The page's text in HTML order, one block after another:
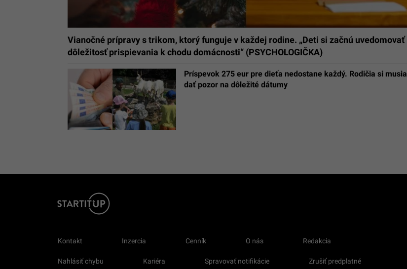
Vianočné prípravy s trikom, ktorý funguje v každej rodine. „Deti si začnú uvedomovať
dôležitosť prispievania k chodu domácnosti“ (PSYCHOLOGIČKA)
Príspevok 275 eur pre dieťa nedostane každý. Rodičia si musia
dať pozor na dôležité dátumy
Kontakt Inzercia Cenník O nás Redakcia
Nahlásiť chybu Kariéra Spravovať notifikácie Zrušiť predplatné